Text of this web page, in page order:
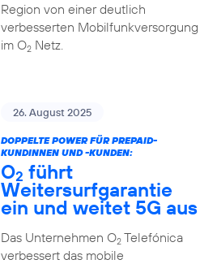
Region von einer deutlich
verbesserten Mobilfunkversorgung
im O2Netz.
26. August 2025
DOPPELTE POWER FÜR PREPAID-
KUNDINNEN UND -KUNDEN:
O2 führt
Weitersurfgarantie
ein und weitet 5G aus
Das Unternehmen O2Telefónica
verbessert das mobile